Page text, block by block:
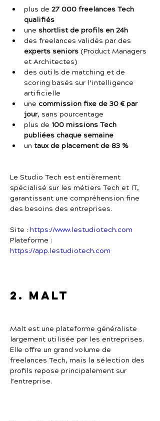
plus de 27 000 freelances Tech
qualifiés
une shortlist de profils en 24h
des freelances validés par des
experts seniors (Product Managers
et Architectes)
des outils de matching et de
scoring basés sur l’intelligence
artificielle
une commission fixe de 30 € par
jour, sans pourcentage
plus de 100 missions Tech
publiées chaque semaine
un taux de placement de 83 %
Le Studio Tech est entièrement
spécialisé sur les métiers Tech et IT,
garantissant une compréhension fine
des besoins des entreprises.
Site : https://www.lestudiotech.com
Plateforme :
https://app.lestudiotech.com
2. Malt
Malt est une plateforme généraliste
largement utilisée par les entreprises.
Elle offre un grand volume de
freelances Tech, mais la sélection des
profils repose principalement sur
l’entreprise.